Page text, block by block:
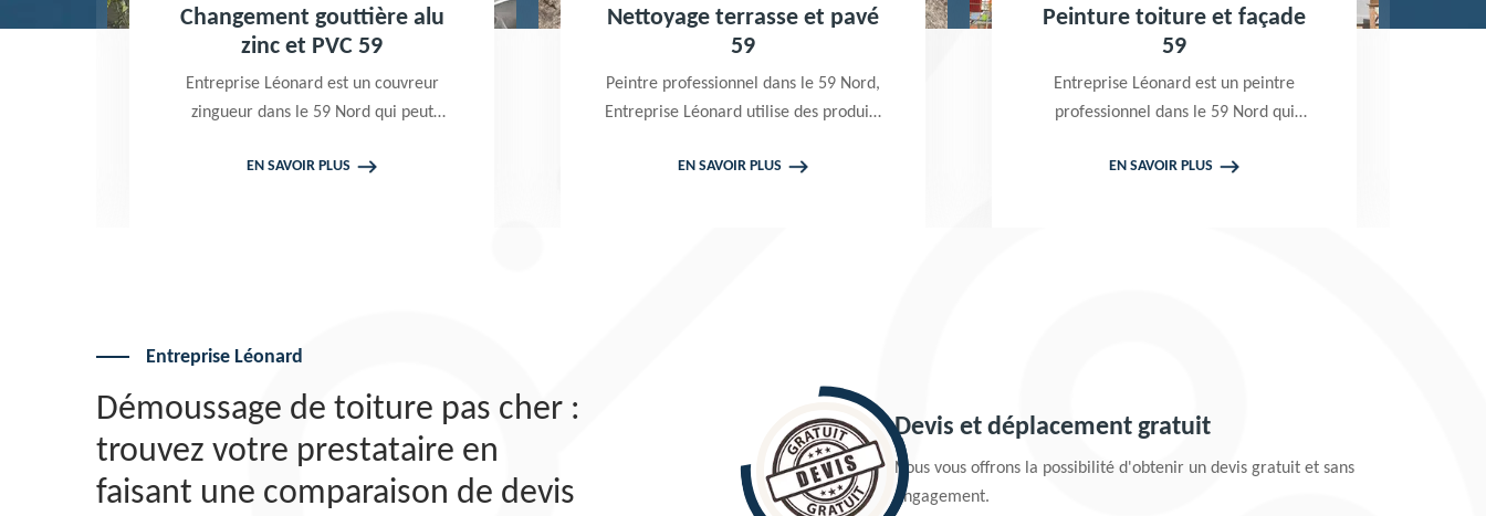
Changement gouttière alu
zinc et PVC 59
Entreprise Léonard est un couvreur
zingueur dans le 59 Nord qui peut
effectuer un changement gouttière
EN SAVOIR PLUS
Nettoyage terrasse et pavé
59
Peintre professionnel dans le 59 Nord,
Entreprise Léonard utilise des produits
terrasse et pavé. Propose un devis
EN SAVOIR PLUS
Peinture toiture et façade
59
Entreprise Léonard est un peintre
professionnel dans le 59 Nord qui
chez vous pour prendre en main vos
EN SAVOIR PLUS
Entreprise Léonard
Démoussage de toiture pas cher :
trouvez votre prestataire en
faisant une comparaison de devis
Devis et déplacement gratuit
Nous vous offrons la possibilité d'obtenir un devis gratuit et sans
engagement.